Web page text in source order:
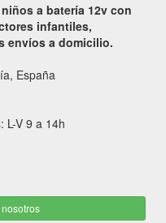
a batería 12v con
infantiles,
envíos a domicilio.
España
L-V 9 a 14h